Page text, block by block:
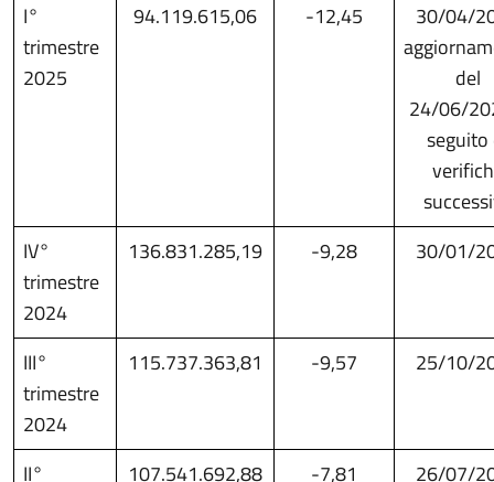
I°
trimestre
2025
94.119.615,06 -12,45
30/04/
del
24/06/
seguito
IV°
trimestre
2024
136.831.285,19 -9,28 30/01/
III°
trimestre
2024
115.737.363,81 -9,57 25/10/
II° 107.541.692,88 -7,81 26/07/